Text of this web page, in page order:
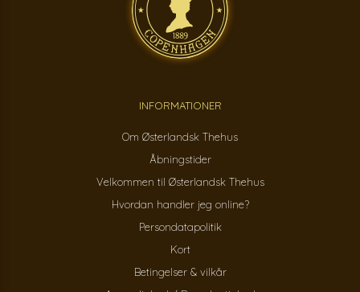
INFORMATIONER
Om Østerlandsk Thehus
Åbningstider
Velkommen til Østerlandsk Thehus
Hvordan handler jeg online?
Persondatapolitik
Kort
Betingelser & vilkår